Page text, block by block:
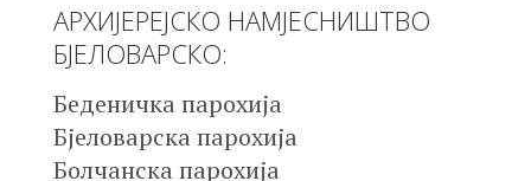
АРХИЈЕРЕЈСКО НАМЈЕСНИШТВО
БЈЕЛОВАРСКО:
Беденичка парохија
Бјеловарска парохија
Болчанска парохија